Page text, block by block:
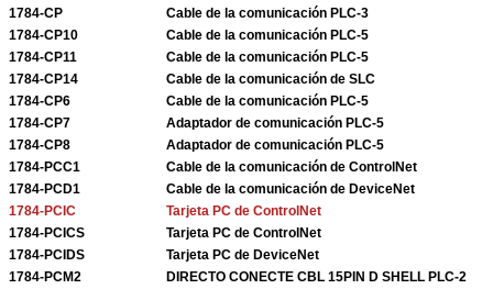
1784-CP
Cable de la comunicación PLC-3
1784-CP10
Cable de la comunicación PLC-5
1784-CP11
Cable de la comunicación PLC-5
1784-CP14
Cable de la comunicación de SLC
1784-CP6
Cable de la comunicación PLC-5
1784-CP7
Adaptador de comunicación PLC-5
1784-CP8
Adaptador de comunicación PLC-5
1784-PCC1
Cable de la comunicación de ControlNet
1784-PCD1
Cable de la comunicación de DeviceNet
1784-PCIC
Tarjeta PC de ControlNet
1784-PCICS
Tarjeta PC de ControlNet
1784-PCIDS
Tarjeta PC de DeviceNet
1784-PCM2
DIRECTO CONECTE CBL 15PIN D SHELL PLC-2